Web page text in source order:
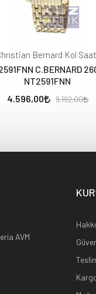
Bernard Kol
C.BERNARD
NT2591FNN
4.596,00
9.192,00
AVM